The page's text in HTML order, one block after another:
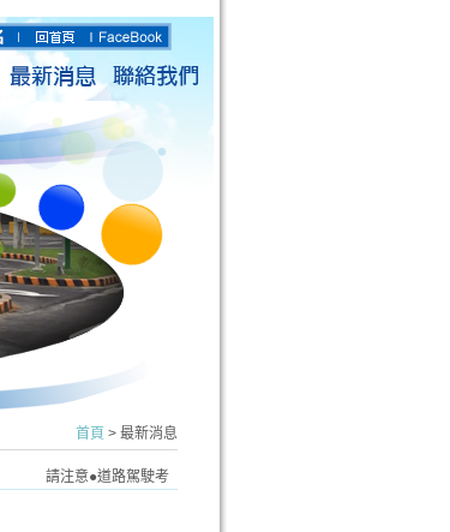
首頁 > 最新消息
請注意●道路駕駛考